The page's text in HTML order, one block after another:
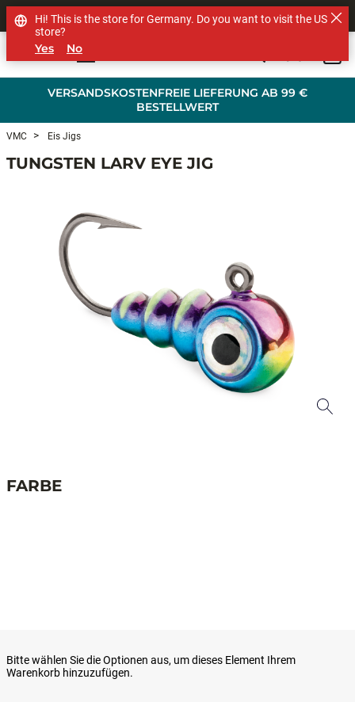
VERSANDSKOSTENFREIE LIEFERUNG AB 99 €
BESTELLWERT
SHOP OTHER BRANDS
VMC Eis Jigs
TUNGSTEN LARV EYE JIG
FARBE
Bitte wählen Sie die Optionen aus, um dieses Element Ihrem
Warenkorb hinzuzufügen.
Hi! This is the store for Germany. Do you want to visit the US
store?
Yes No